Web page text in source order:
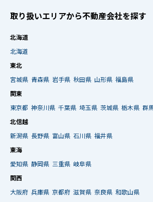
取り扱いエリアから不動産会社を探す
北海道
北海道
東北
宮城県 青森県 岩手県 秋田県 山形県 福島県
関東
東京都 神奈川県 千葉県 埼玉県 茨城県 栃木県 群
北信越
新潟県 長野県 富山県 石川県 福井県
東海
愛知県 静岡県 三重県 岐阜県
関西
大阪府 兵庫県 京都府 滋賀県 奈良県 和歌山県